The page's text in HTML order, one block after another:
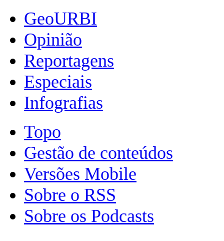
GeoURBI
Opinião
Reportagens
Especiais
Infografias
Topo
Gestão de conteúdos
Versões Mobile
Sobre o RSS
Sobre os Podcasts